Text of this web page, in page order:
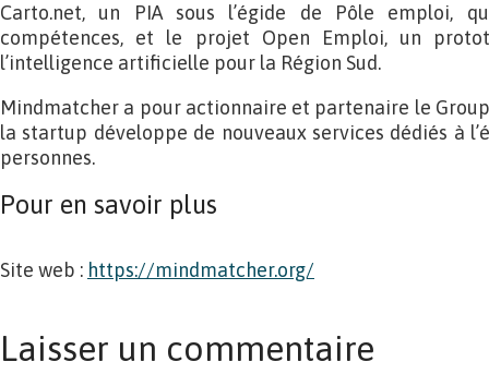
Carto.net, un PIA sous l’égide de Pôle emploi,
compétences, et le projet Open Emploi, un
l’intelligence artificielle pour la Région Sud.
Mindmatcher a pour actionnaire et partenaire le
la startup développe de nouveaux services dédiés à
personnes.
Pour en savoir plus
Site web : https://mindmatcher.org/
Laisser un commentaire